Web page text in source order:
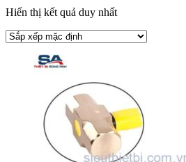
Hiển thị kết quả duy nhất